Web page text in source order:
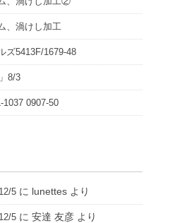
、渦けし加工
ズ5413F/1679-48
8/3
1037 0907-50
5 に lunettes より
5 に 安達 友彦 より